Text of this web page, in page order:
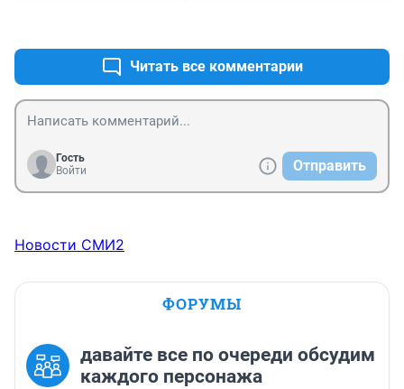
Читать все комментарии
Гость
Войти
Отправить
Новости СМИ2
ФОРУМЫ
давайте все по очереди обсудим
каждого персонажа